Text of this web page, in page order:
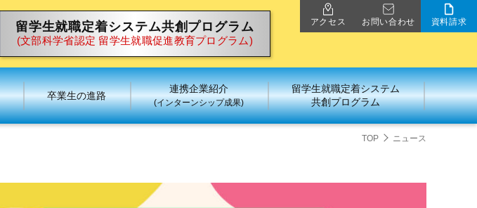
留学生就職定着システム共創プログラム
(文部科学省認定 留学生就職促進教育プログラム)
アクセス お問い合わせ 資料請求
卒業生の進路
連携企業紹介
(インターンシップ成果)
留学生就職定着システム
共創プログラム
TOP ニュース